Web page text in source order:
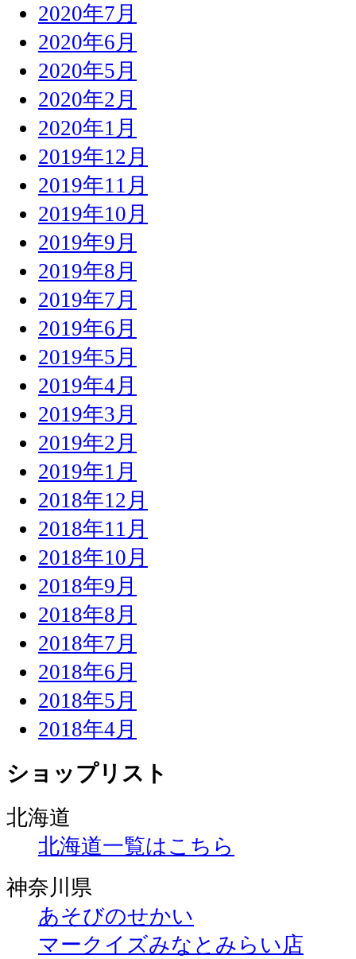
2020年7月
2020年6月
2020年5月
2020年2月
2020年1月
2019年12月
2019年11月
2019年10月
2019年9月
2019年8月
2019年7月
2019年6月
2019年5月
2019年4月
2019年3月
2019年2月
2019年1月
2018年12月
2018年11月
2018年10月
2018年9月
2018年8月
2018年7月
2018年6月
2018年5月
2018年4月
ショップリスト
北海道
北海道一覧はこちら
神奈川県
あそびのせかい
マークイズみなとみらい店